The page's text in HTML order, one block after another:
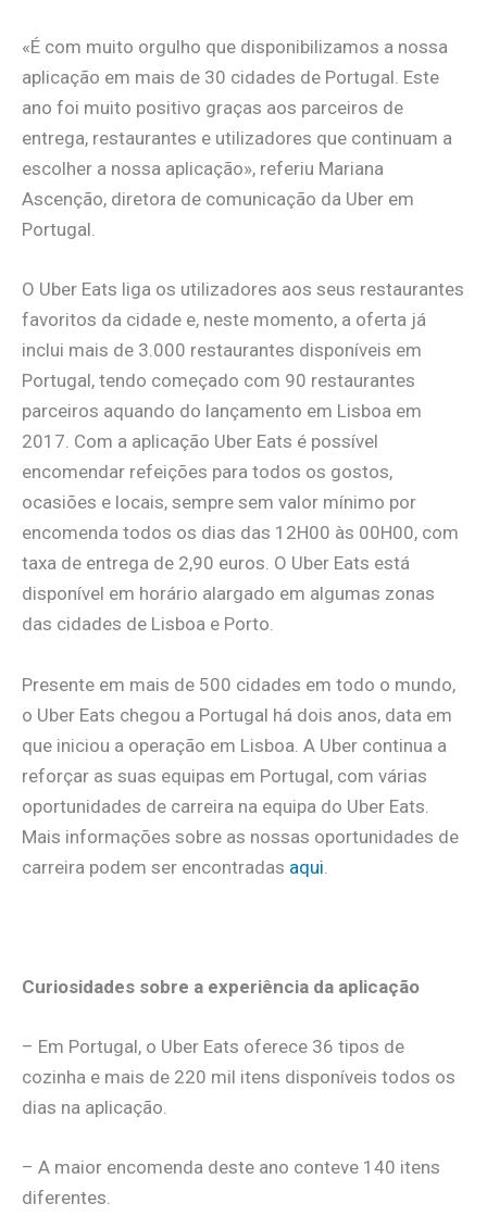
«É com muito orgulho que disponibilizamos a nossa
aplicação em mais de 30 cidades de Portugal. Este
ano foi muito positivo graças aos parceiros de
entrega, restaurantes e utilizadores que continuam a
escolher a nossa aplicação», referiu Mariana
Ascenção, diretora de comunicação da Uber em
Portugal.
O Uber Eats liga os utilizadores aos seus restaurantes
favoritos da cidade e, neste momento, a oferta já
inclui mais de 3.000 restaurantes disponíveis em
Portugal, tendo começado com 90 restaurantes
parceiros aquando do lançamento em Lisboa em
2017. Com a aplicação Uber Eats é possível
encomendar refeições para todos os gostos,
ocasiões e locais, sempre sem valor mínimo por
encomenda todos os dias das 12H00 às 00H00, com
taxa de entrega de 2,90 euros. O Uber Eats está
disponível em horário alargado em algumas zonas
das cidades de Lisboa e Porto.
Presente em mais de 500 cidades em todo o mundo,
o Uber Eats chegou a Portugal há dois anos, data em
que iniciou a operação em Lisboa. A Uber continua a
reforçar as suas equipas em Portugal, com várias
oportunidades de carreira na equipa do Uber Eats.
Mais informações sobre as nossas oportunidades de
carreira podem ser encontradas aqui
Curiosidades sobre a experiência da aplicação
– Em Portugal, o Uber Eats oferece 36 tipos de
cozinha e mais de 220 mil itens disponíveis todos os
dias na aplicação.
– A maior encomenda deste ano conteve 140 itens
diferentes.